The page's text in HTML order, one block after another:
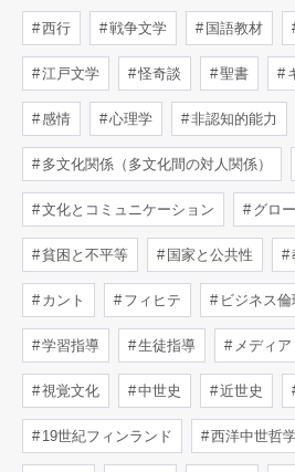
西行 戦争文学 国語教材
江戸文学 怪奇談 聖書
感情 心理学 非認知的能力
多文化関係（多文化間の対人関係）
文化とコミュニケーション グロ
貧困と不平等 国家と公共性
カント フィヒテ ビジネス倫
学習指導 生徒指導 メディア
視覚文化 中世史 近世史
19世紀フィンランド 西洋中世哲